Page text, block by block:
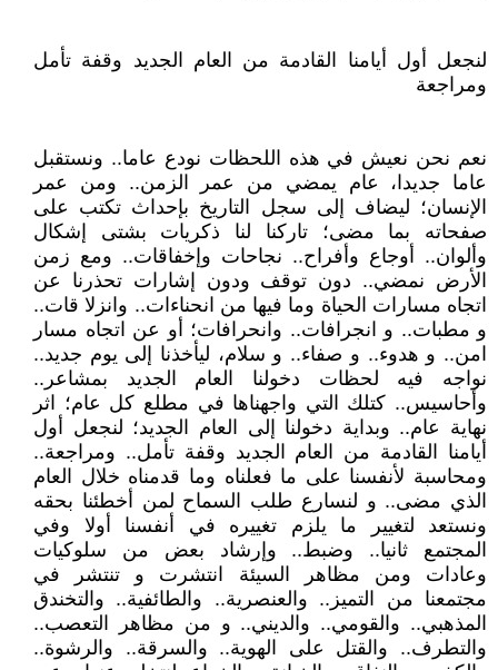
لنجعل أول أيامنا القادمة من العام الجديد وقفة تأمل
ومراجعة
نعم نحن نعيش في هذه اللحظات نودع عاما.. ونستقبل
عاما جديدا، عام يمضي من عمر الزمن.. ومن عمر
الإنسان؛ ليضاف إلى سجل التاريخ بإحداث تكتب على
صفحاته بما مضى؛ تاركنا لنا ذكريات بشتى إشكال
وألوان.. أوجاع وأفراح.. نجاحات وإخفاقات.. ومع زمن
الأرض نمضي.. دون توقف ودون إشارات تحذرنا عن
اتجاه مسارات الحياة وما فيها من انحناءات.. وانزلا قات..
و مطبات.. و انجرافات.. وانحرافات؛ أو عن اتجاه مسار
امن.. و هدوء.. و صفاء.. و سلام، ليأخذنا إلى يوم جديد..
نواجه فيه لحظات دخولنا العام الجديد بمشاعر..
وأحاسيس.. كتلك التي واجهناها في مطلع كل عام؛ اثر
نهاية عام.. وبداية دخولنا إلى العام الجديد؛ لنجعل أول
أيامنا القادمة من العام الجديد وقفة تأمل.. ومراجعة..
ومحاسبة لأنفسنا على ما فعلناه وما قدمناه خلال العام
الذي مضى.. و لنسارع طلب السماح لمن أخطئنا بحقه
ونستعد لتغيير ما يلزم تغييره في أنفسنا أولا وفي
المجتمع ثانيا.. وضبط.. وإرشاد بعض من سلوكيات
وعادات ومن مظاهر السيئة انتشرت و تنتشر في
مجتمعنا من التميز.. والعنصرية.. والطائفية.. والتخندق
المذهبي.. والقومي.. والديني.. و من مظاهر التعصب..
والتطرف.. والقتل على الهوية.. والسرقة.. والرشوة..